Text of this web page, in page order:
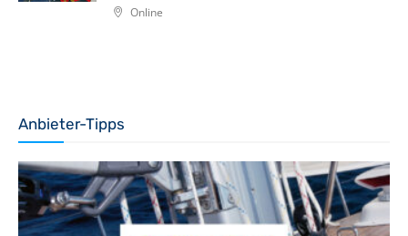
Online
Anbieter-Tipps